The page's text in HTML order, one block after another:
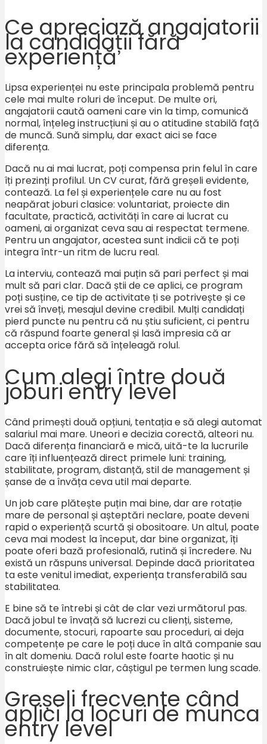
Ce apreciază angajatorii
la candidații fără
experiență
Lipsa experienței nu este principala problemă pentru
cele mai multe roluri de început. De multe ori,
angajatorii caută oameni care vin la timp, comunică
normal, înțeleg instrucțiuni și au o atitudine stabilă față
de muncă. Sună simplu, dar exact aici se face
diferența.
Dacă nu ai mai lucrat, poți compensa prin felul în care
îți prezinți profilul. Un CV curat, fără greșeli evidente,
contează. La fel și experiențele care nu au fost
neapărat joburi clasice: voluntariat, proiecte din
facultate, practică, activități în care ai lucrat cu
oameni, ai organizat ceva sau ai respectat termene.
Pentru un angajator, acestea sunt indicii că te poți
integra într-un ritm de lucru real.
La interviu, contează mai puțin să pari perfect și mai
mult să pari clar. Dacă știi de ce aplici, ce program
poți susține, ce tip de activitate ți se potrivește și ce
vrei să înveți, mesajul devine credibil. Mulți candidați
pierd puncte nu pentru că nu știu suficient, ci pentru
că răspund foarte general și lasă impresia că ar
accepta orice fără să înțeleagă rolul.
Cum alegi între două
joburi entry level
Când primești două opțiuni, tentația e să alegi automat
salariul mai mare. Uneori e decizia corectă, alteori nu.
Dacă diferența financiară e mică, uită-te la lucrurile
care îți influențează direct primele luni: training,
stabilitate, program, distanță, stil de management și
șanse de a învăța ceva util mai departe.
Un job care plătește puțin mai bine, dar are rotație
mare de personal și așteptări neclare, poate deveni
rapid o experiență scurtă și obositoare. Un altul, poate
ceva mai modest la început, dar bine organizat, îți
poate oferi bază profesională, rutină și încredere. Nu
există un răspuns universal. Depinde dacă prioritatea
ta este venitul imediat, experiența transferabilă sau
stabilitatea.
E bine să te întrebi și cât de clar vezi următorul pas.
Dacă jobul te învață să lucrezi cu clienți, sisteme,
documente, stocuri, rapoarte sau proceduri, ai deja
competențe pe care le poți duce în altă companie sau
în alt domeniu. Dacă rolul este foarte haotic și nu
construiește nimic clar, câștigul pe termen lung scade.
Greșeli frecvente când
aplici la locuri de munca
entry level